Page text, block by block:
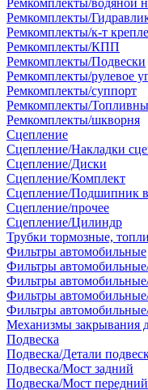
Ремкомплекты/водяной
Ремкомплекты/
Ремкомплекты/к-т
Ремкомплекты/КПП
Ремкомплекты/Подвески
Ремкомплекты/рулевое
Ремкомплекты/суппорт
Ремкомплекты/
Ремкомплекты/шкворня
Сцепление
Сцепление/Накладки
Сцепление/Диски
Сцепление/Комплект
Сцепление/Подшипник
Сцепление/прочее
Сцепление/Цилиндр
Трубки тормозные,
Фильтры автомобильные
Фильтры
Фильтры
Фильтры
Фильтры
Механизмы закрывания
Подвеска
Подвеска/Детали
Подвеска/Мост задний
Подвеска/Мост передний